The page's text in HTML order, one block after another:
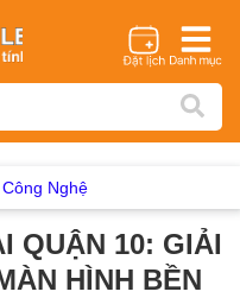
Xiaomi Realme Vivo
LG Tecno
Nghệ
QUẬN 10: GIẢI
HÌNH BỀN